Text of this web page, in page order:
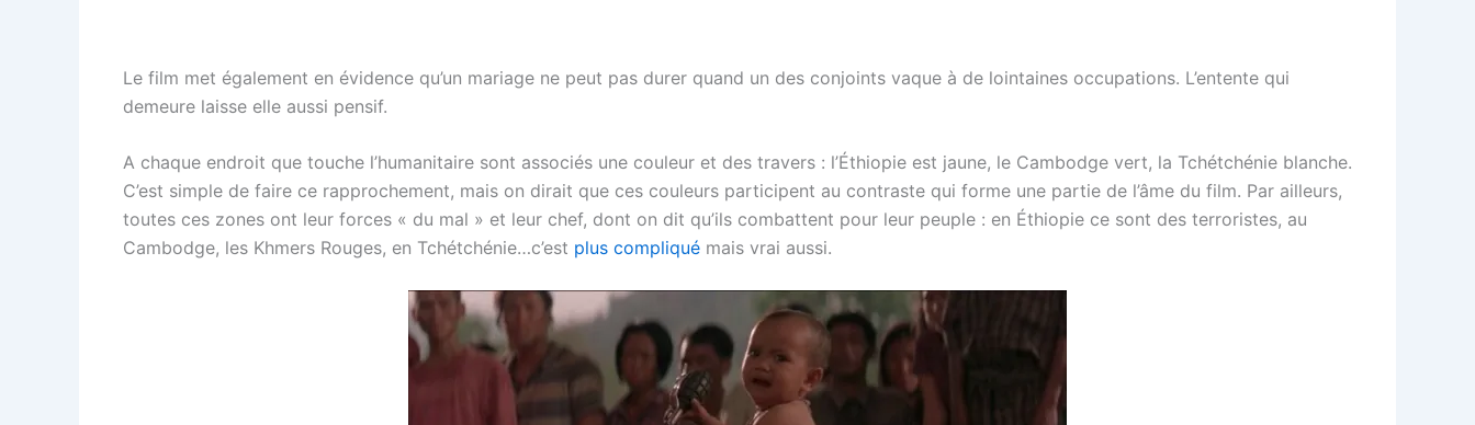
Le film met également en évidence qu’un mariage ne peut pas durer quand un des conjoints vaque à de lointaines occupations. L’entente qui
demeure laisse elle aussi pensif.
A chaque endroit que touche l’humanitaire sont associés une couleur et des travers : l’Éthiopie est jaune, le Cambodge vert, la Tchétchénie blanche.
C’est simple de faire ce rapprochement, mais on dirait que ces couleurs participent au contraste qui forme une partie de l’âme du film. Par ailleurs,
toutes ces zones ont leur forces « du mal » et leur chef, dont on dit qu’ils combattent pour leur peuple : en Éthiopie ce sont des terroristes, au
Cambodge, les Khmers Rouges, en Tchétchénie…c’est plus compliqué mais vrai aussi.